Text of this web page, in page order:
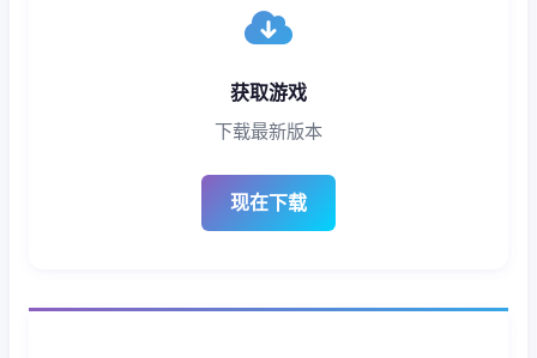
获取游戏
下载最新版本
现在下载